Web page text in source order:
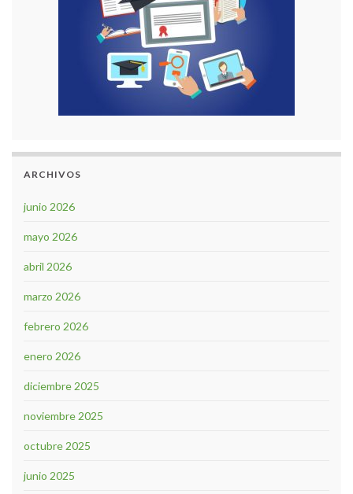
ARCHIVOS
junio 2026
mayo 2026
abril 2026
marzo 2026
febrero 2026
enero 2026
diciembre 2025
noviembre 2025
octubre 2025
junio 2025